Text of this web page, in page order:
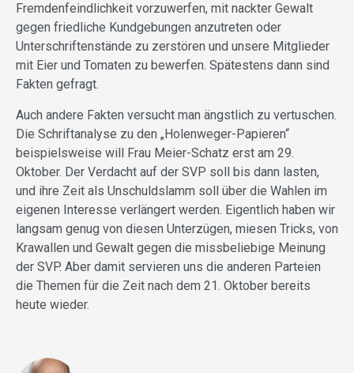
Fremdenfeindlichkeit vorzuwerfen, mit nackter Gewalt
gegen friedliche Kundgebungen anzutreten oder
Unterschriftenstände zu zerstören und unsere Mitglieder
mit Eier und Tomaten zu bewerfen. Spätestens dann sind
Fakten gefragt.
Auch andere Fakten versucht man ängstlich zu vertuschen.
Die Schriftanalyse zu den „Holenweger-Papieren“
beispielsweise will Frau Meier-Schatz erst am 29.
Oktober. Der Verdacht auf der SVP soll bis dann lasten,
und ihre Zeit als Unschuldslamm soll über die Wahlen im
eigenen Interesse verlängert werden. Eigentlich haben wir
langsam genug von diesen Unterzügen, miesen Tricks, von
Krawallen und Gewalt gegen die missbeliebige Meinung
der SVP. Aber damit servieren uns die anderen Parteien
die Themen für die Zeit nach dem 21. Oktober bereits
heute wieder.